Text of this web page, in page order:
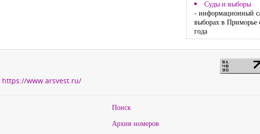
Суды и выборы
- информационный
выборах в Приморье
года
https://www.arsvest.ru/
Поиск
Архив номеров